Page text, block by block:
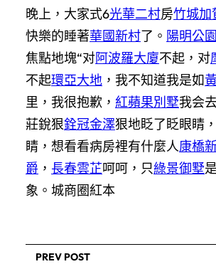
晚上，大家式6光華二村房竹城加
快樂的睡著華國新村了。 陽明公園
焦點地塊“对阿波羅大廈不起，对
不起環亞大地 ，我不知道我是如
里，我很抱歉， 紅蘋果別墅我会
莊銳狠銓冠金澤狠地眨了眨眼睛
睛，想看看病房裡有什麼人康橋
爵 ， 長春雲芷呵呵，只綠景御墅
象。城商圈紅本
PREV POST